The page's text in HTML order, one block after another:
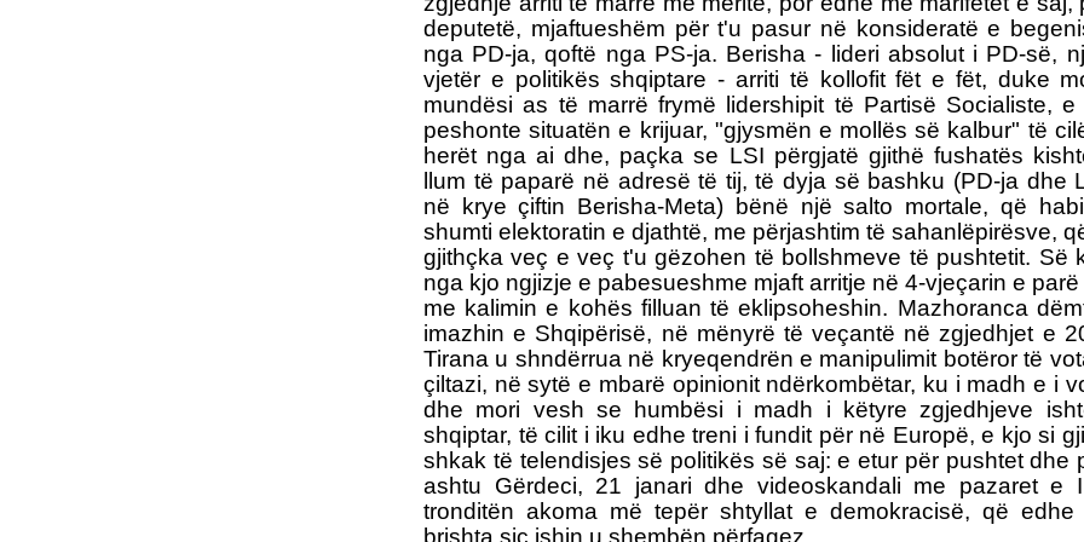
deputetë, mjaftueshëm për t'u pasur në konsideratë e
nga PD-ja, qoftë nga PS-ja. Berisha - lideri absolut i PD-së,
vjetër e politikës shqiptare - arriti të kollofit fët e fët, duke
mundësi as të marrë frymë lidershipit të Partisë Socialiste,
peshonte situatën e krijuar, "gjysmën e mollës së kalbur" të
herët nga ai dhe, paçka se LSI përgjatë gjithë fushatës
llum të paparë në adresë të tij, të dyja së bashku (PD-ja dhe
në krye çiftin Berisha-Meta) bënë një salto mortale, që
shumti elektoratin e djathtë, me përjashtim të sahanlëpirësve,
gjithçka veç e veç t'u gëzohen të bollshmeve të pushtetit. Së
nga kjo ngjizje e pabesueshme mjaft arritje në 4-vjeçarin e
me kalimin e kohës filluan të eklipsoheshin. Mazhoranca
imazhin e Shqipërisë, në mënyrë të veçantë në zgjedhjet e
Tirana u shndërrua në kryeqendrën e manipulimit botëror të
çiltazi, në sytë e mbarë opinionit ndërkombëtar, ku i madh e i
dhe mori vesh se humbësi i madh i këtyre zgjedhjeve
shqiptar, të cilit i iku edhe treni i fundit për në Europë, e kjo si
shkak të telendisjes së politikës së saj: e etur për pushtet dhe
ashtu Gërdeci, 21 janari dhe videoskandali me pazaret e
tronditën akoma më tepër shtyllat e demokracisë, që
brishta siç ishin u shembën përfaqez.